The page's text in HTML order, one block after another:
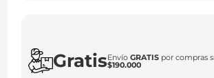
GratisEnvíoGRATIS por compras
$190.000